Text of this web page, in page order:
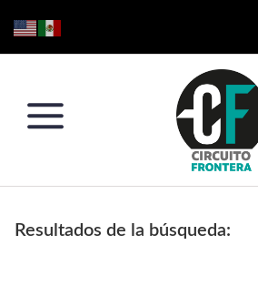
to
to
to
to
Conéctate
la
Resultados de la búsqueda: